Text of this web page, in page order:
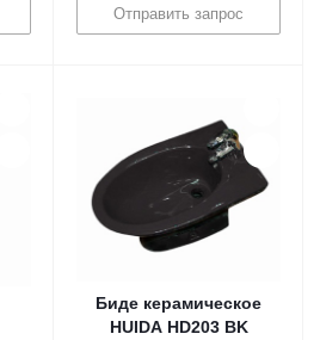
Отправить запрос
Биде керамическое
HUIDA HD203 BK